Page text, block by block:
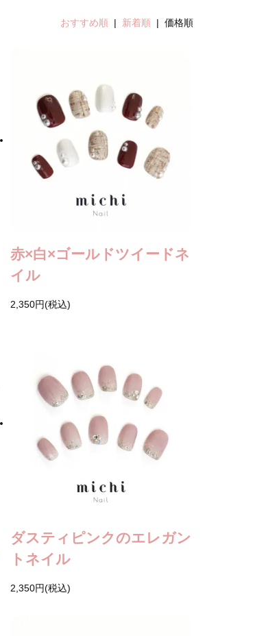
おすすめ順 | 新着順 | 価格順
赤×白×ゴールドツイードネ
イル
2,350円(税込)
ダスティピンクのエレガン
トネイル
2,350円(税込)